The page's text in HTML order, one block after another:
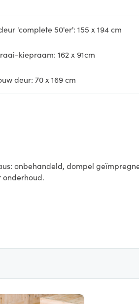
'complete 50'er': 155 x 194 cm
kiepraam: 162 x 91cm
deur: 70 x 169 cm
onbehandeld, dompel
onderhoud.